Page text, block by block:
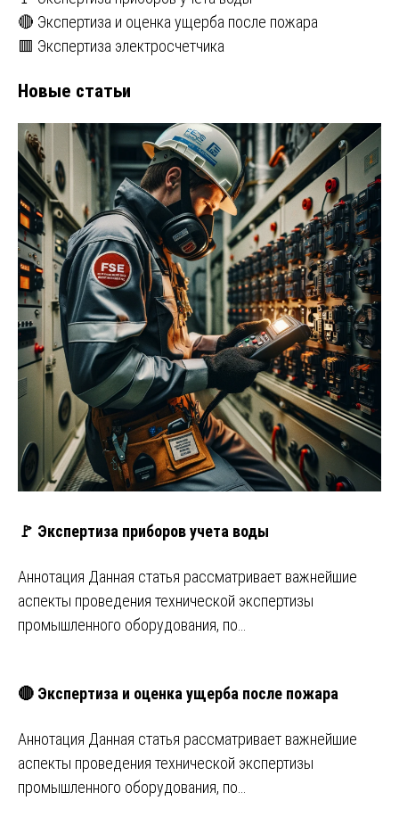
🔴 Экспертиза и оценка ущерба после пожара
🟥 Экспертиза электросчетчика
Новые статьи
🚩 Экспертиза приборов учета воды
Аннотация Данная статья рассматривает важнейшие
аспекты проведения технической экспертизы
промышленного оборудования, по…
🔴 Экспертиза и оценка ущерба после пожара
Аннотация Данная статья рассматривает важнейшие
аспекты проведения технической экспертизы
промышленного оборудования, по…